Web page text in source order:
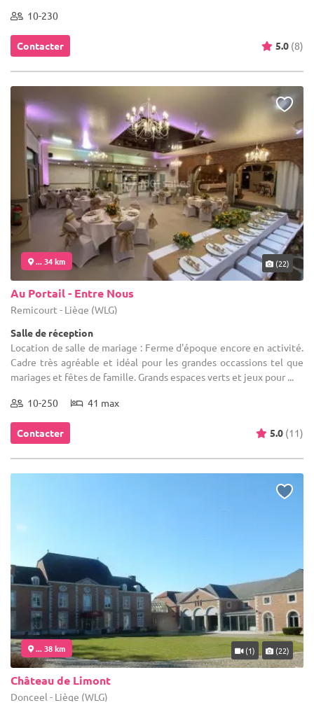
10-230
Contacter 5.0 (8)
... 34 km (22)
Au Portail - Entre Nous
Remicourt - Liège (WLG)
Salle de réception
Location de salle de mariage : Ferme d'époque encore en activité.
Cadre très agréable et idéal pour les grandes occassions tel que
mariages et fêtes de famille. Grands espaces verts et jeux pour ...
10-250 41 max
Contacter 5.0 (11)
... 38 km (1) (22)
Château de Limont
Donceel - Liège (WLG)